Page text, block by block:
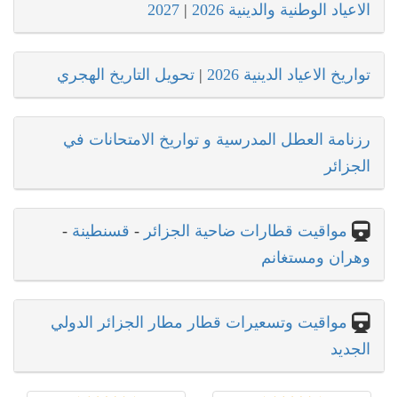
الاعياد الوطنية والدينية 2026 |
2027
تواريخ الاعياد الدينية 2026 | تحويل التاريخ الهجري
رزنامة العطل المدرسية و تواريخ الامتحانات في
الجزائر
مواقيت قطارات ضاحية الجزائر - قسنطينة -
وهران ومستغانم
مواقيت وتسعيرات قطار مطار الجزائر الدولي
الجديد